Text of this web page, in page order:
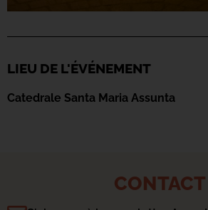
LIEU DE L'ÉVÉNEMENT
Catedrale Santa Maria Assunta
CONTACT